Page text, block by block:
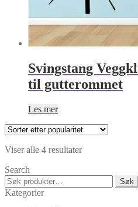
Svingstang
til gutterommet
Les mer
Viser alle 4 resultaterSortert
Search
Søk
etter:
Søk
Kategorier